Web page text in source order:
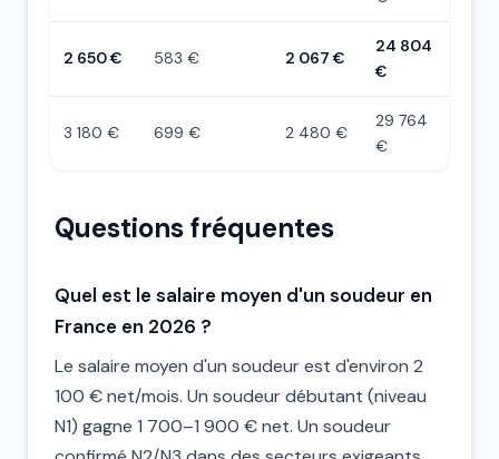
2 650 € 583 € 2 067 €
24 804
€
3 180 € 699 € 2 480 €
29 764
€
Questions fréquentes
Quel est le salaire moyen d'un soudeur en
France en 2026 ?
Le salaire moyen d'un soudeur est d'environ 2
100 € net/mois. Un soudeur débutant (niveau
N1) gagne 1 700–1 900 € net. Un soudeur